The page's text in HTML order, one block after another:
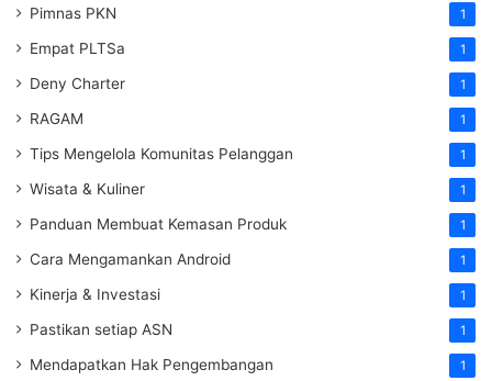
Pimnas PKN 1
Empat PLTSa 1
Deny Charter 1
RAGAM 1
Tips Mengelola Komunitas Pelanggan 1
Wisata & Kuliner 1
Panduan Membuat Kemasan Produk 1
Cara Mengamankan Android 1
Kinerja & Investasi 1
Pastikan setiap ASN 1
Mendapatkan Hak Pengembangan 1